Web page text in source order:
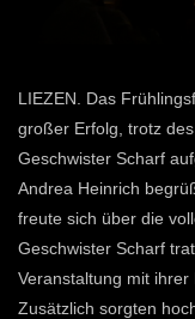
LIEZEN. Das
großer Erfolg, trotz
Geschwister Scharf
Andrea Heinrich
freute sich über die
Geschwister Scharf
Veranstaltung mit ihrer
Zusätzlich sorgten